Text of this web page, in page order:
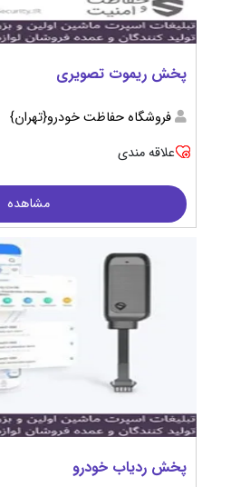
پخش ریموت تصویری
فروشگاه حفاظت خودرو{تهران}
علاقه مندی
مشاهده
پخش ردیاب خودرو